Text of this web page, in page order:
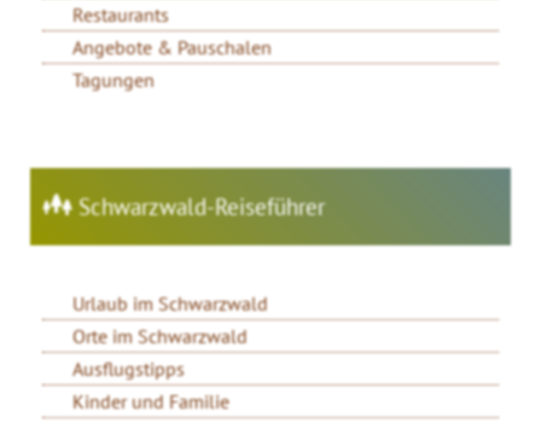
Restaurants
Angebote & Pauschalen
Tagungen
Schwarzwald-Reiseführer
Urlaub im Schwarzwald
Orte im Schwarzwald
Ausflugstipps
Kinder und Familie